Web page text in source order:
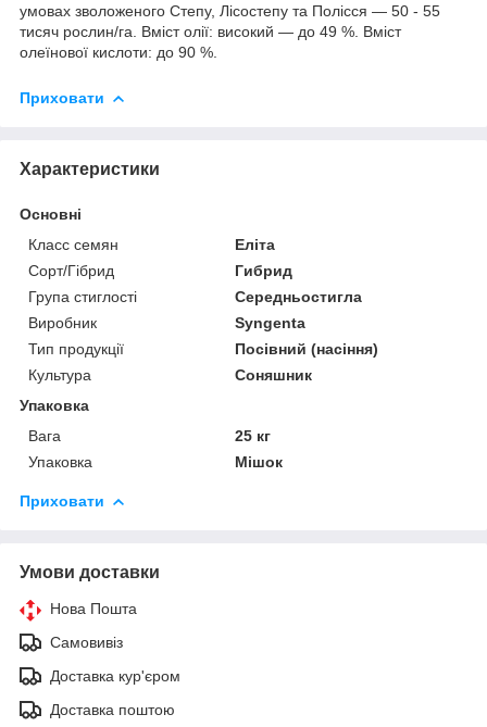
умовах зволоженого Степу, Лісостепу та Полісся — 50 - 55
тисяч рослин/га. Вміст олії: високий — до 49 %. Вміст
олеїнової кислоти: до 90 %.
Приховати
Характеристики
Основні
Класс семян
Еліта
Сорт/Гібрид
Гибрид
Група стиглості
Середньостигла
Виробник
Syngenta
Тип продукції
Посівний (насіння)
Культура
Соняшник
Упаковка
Вага
25 кг
Упаковка
Мішок
Приховати
Умови доставки
Нова Пошта
Самовивіз
Доставка кур'єром
Доставка поштою